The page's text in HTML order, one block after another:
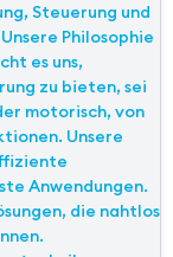
Steuerung und
Philosophie
es uns,
zu bieten, sei
motorisch, von
Unsere
Anwendungen.
die nahtlos